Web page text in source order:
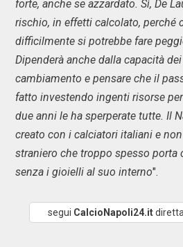
forte, anche se azzardato. Sì, De
rischio, in effetti calcolato, perché
difficilmente si potrebbe fare
Dipenderà anche dalla capacità
cambiamento e pensare che il
fatto investendo ingenti risorse
due anni le ha sperperate tutte. Il
creato con i calciatori italiani e
straniero che troppo spesso porta
senza i gioielli al suo interno".
segui CalcioNapoli24.it